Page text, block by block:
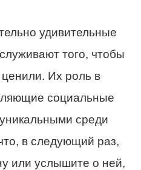
удивительные
того, чтобы
Их роль в
социальные
среди
в следующий раз,
или услышите о ней,